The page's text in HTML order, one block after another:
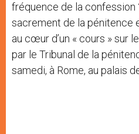
fréquence de la confession
sacrement de la pénitence
au cœur d’un « cours » sur
par le Tribunal de la
samedi, à Rome, au palais